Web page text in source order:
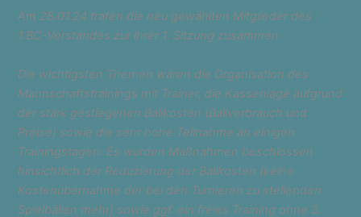
Am 28.01.24 trafen die neu gewählten Mitglieder des
1.BC-Vorstandes zur ihrer 1. Sitzung zusammen.
Die wichtigsten Themen waren die Organisation des
Mannschaftstrainings mit Trainer, die Kassenlage aufgrund
der stark gestiegenen Ballkosten (Ballverbrauch und
Preise) sowie die sehr hohe Teilnahme an einigen
Trainingstagen. Es wurden Maßnahmen beschlossen
hinsichtlich der Reduzierung der Ballkosten (keine
Kostenübernahme der bei den Turnieren zu stellenden
Spielbällen mehr) sowie ggf. ein freies Training ohne 3.